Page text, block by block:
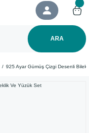
ARA
925 Ayar Gümüş Çizgi Desenli